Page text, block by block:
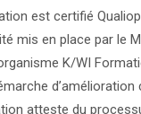
est certifié
mis en place par le
K/WI
d’amélioration
atteste du